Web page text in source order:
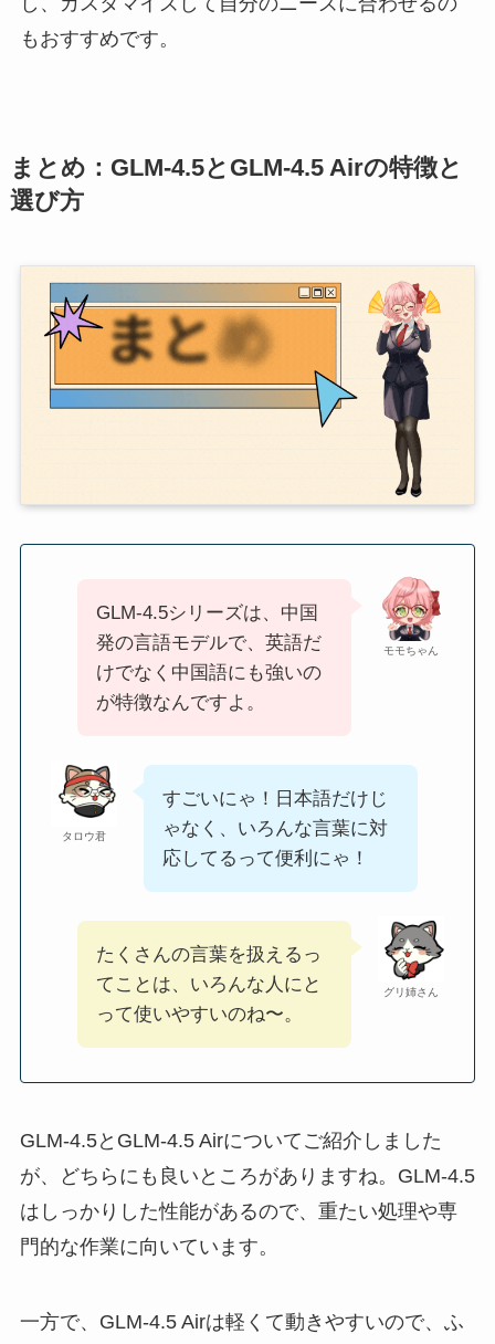
もおすすめです。
まとめ：GLM‑4.5とGLM‑4.5 Airの特徴と
選び方
モモちゃん
GLM‑4.5シリーズは、中国
発の言語モデルで、英語だ
けでなく中国語にも強いの
が特徴なんですよ。
タロウ君
すごいにゃ！日本語だけじ
ゃなく、いろんな言葉に対
応してるって便利にゃ！
グリ姉さん
たくさんの言葉を扱えるっ
てことは、いろんな人にと
って使いやすいのね〜。
GLM‑4.5とGLM‑4.5 Airについてご紹介しました
が、どちらにも良いところがありますね。GLM‑4.5
はしっかりした性能があるので、重たい処理や専
門的な作業に向いています。
一方で、GLM‑4.5 Airは軽くて動きやすいので、ふ